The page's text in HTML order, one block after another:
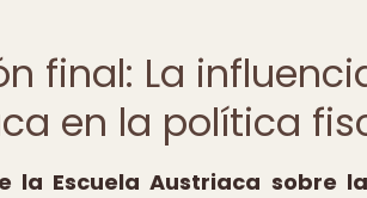
final: La
en la política
la Escuela Austriaca sobre